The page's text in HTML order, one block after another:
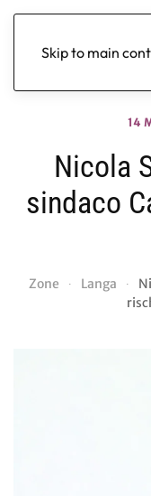
Skip to main
14
Nicola
sindaco
Zone Langa